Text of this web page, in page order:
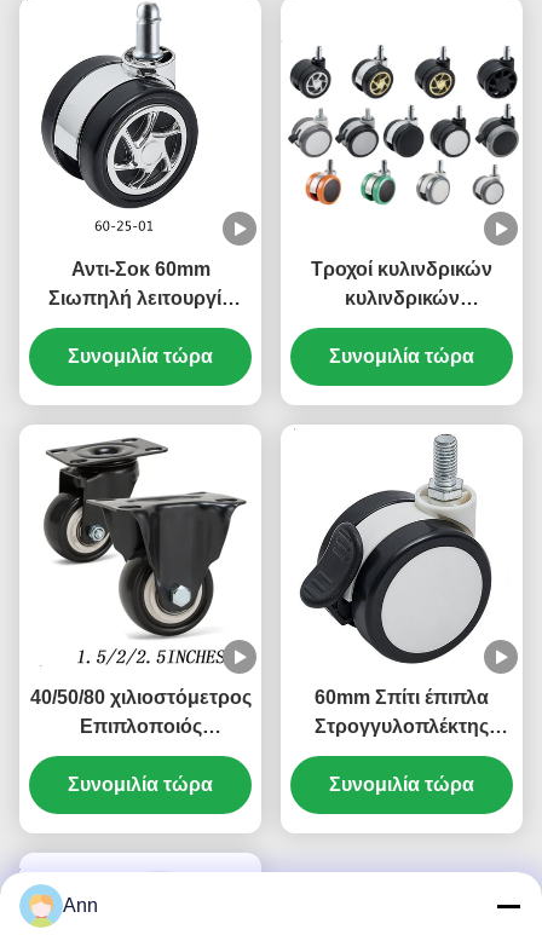
Αντι-Σοκ 60mm
Σιωπηλή λειτουργία
Τροχιασμένος τροχός
στροφής για έπιπλα
Συνομιλία τώρα
Τροχοί κυλινδρικών
κυλινδρικών
κυλινδρικών
κυλινδρικών
κυλινδρικών
κυλινδρικών
κυλινδρικών
κυλινδρικών
κυλινδρικών
κυλινδρικών
κυλινδρικών
κυλινδρικών
κυλινδρικών
κυλινδρικών
κυλινδρικών κυλινδρών
Συνομιλία τώρα
40/50/80 χιλιοστόμετρος
Επιπλοποιός
Στρογγυλό Στάμ
Στρογγυλοπλέγμα
Στρογγυλοπλέγμα PVC
μικρής καρέκλας 1/1.5/2
ίντσες Γραφείο
Συνομιλία τώρα
60mm Σπίτι έπιπλα
Στρογγυλοπλέκτης
Στρώμα βάση πλάκα
κλειδωτό
Στρογγυλοπλέκτης
βιβλιοθήκη
Συνομιλία τώρα
Ann